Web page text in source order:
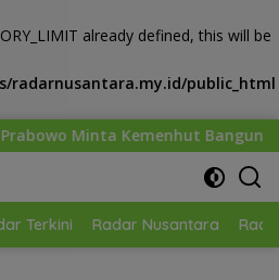
already defined, this will be
radarnusantara.my.id/public_html
Bangun Tata Kelola
Terkini Radar Nusantara